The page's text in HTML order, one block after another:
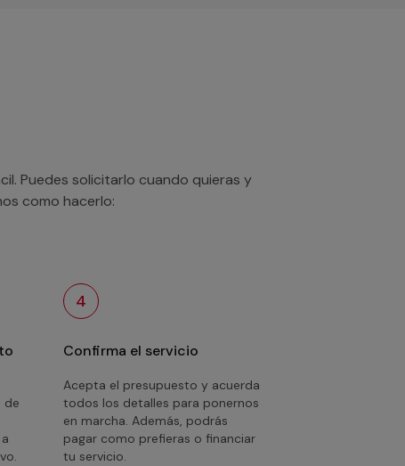
Puedes solicitarlo cuando quieras y
como hacerlo:
de
4
Confirma el servicio
Acepta el presupuesto y acuerda
todos los detalles para ponernos
en marcha. Además, podrás
pagar como prefieras o financiar
tu servicio.